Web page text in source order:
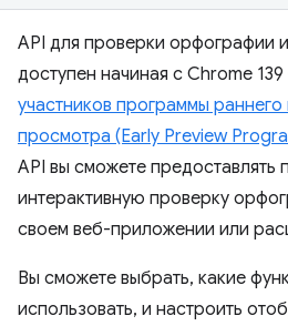
API для проверки орфографии
доступен начиная с Chrome
участников программы
просмотра (Early Preview
API вы сможете предоставлять
интерактивную проверку
своем веб-приложении или
Вы сможете выбрать, какие
использовать, и настроить